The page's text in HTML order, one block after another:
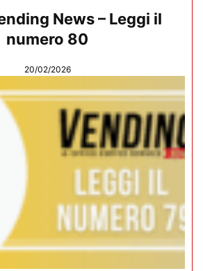
News – Leggi il
numero 80
20/02/2026